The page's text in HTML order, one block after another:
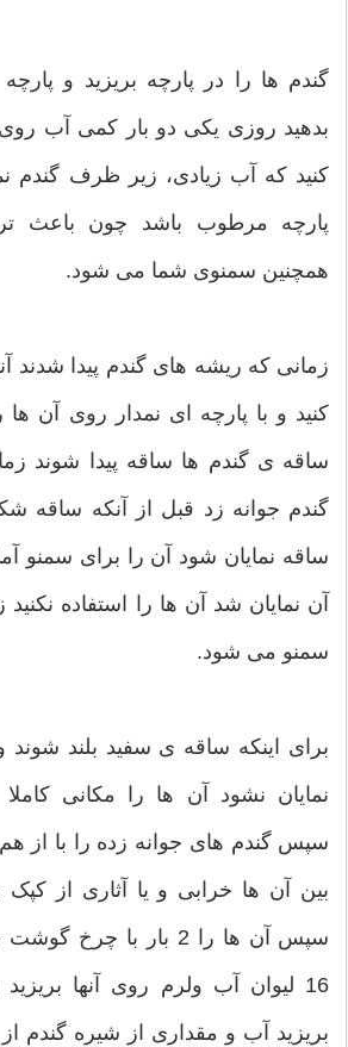
گندم ها را در پارچه بریزید و
بدهید روزی یكی دو بار كمی آب روی
كنید كه آب زیادی، زیر ظرف گندم
پارچه مرطوب باشد چون باعث
همچنین سمنوی شما می شود.
زمانی که ریشه های گندم پیدا شدند
كنید و با پارچه ای نمدار روی آن ها
ساقه ی گندم ها ساقه پیدا شوند
گندم جوانه زد قبل از آنكه ساقه
ساقه نمایان شود آن را برای سمنو
آن نمایان شد آن ها را استفاده
سمنو می شود.
برای اینکه ساقه ی سفید بلند
نمایان نشود آن ها را مکانی کاملا
سپس گندم های جوانه زده را با از هم
بین آن ها خرابی و یا آثاری از کپک
16 لیوان آب ولرم روی آنها
بریزید آب و مقداری از شیره گندم